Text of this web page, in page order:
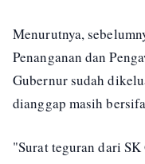
Menurutnya,
Penanganan dan
Gubernur sudah
dianggap masih
"Surat teguran dari SK